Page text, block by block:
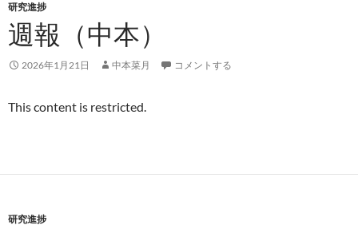
プ研究進捗
週報（中本）
2026年1月21日 中本菜月 コメントする
This content is restricted.
研究進捗